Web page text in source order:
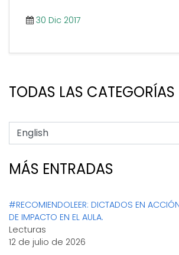
30 Dic 2017
TODAS LAS CATEGORÍAS
MÁS ENTRADAS
#RECOMIENDOLEER: DICTADOS EN
DE IMPACTO EN EL AULA.
Lecturas
12 de julio de 2026